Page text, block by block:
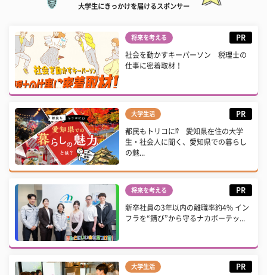
大学生にきっかけを届けるスポンサー
将来を考える PR
社会を動かすキーパーソン 税理士の
仕事に密着取材！
大学生活 PR
都民もトリコに⁉ 愛知県在住の大学
生・社会人に聞く、愛知県での暮らし
の魅...
将来を考える PR
新卒社員の3年以内の離職率約4% イン
フラを“錆び”から守るナカボーテッ...
大学生活 PR